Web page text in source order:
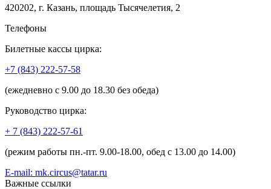
420202, г. Казань, площадь Тысячелетия, 2
Телефоны
Билетные кассы цирка:
+7 (843) 222-57-58
(ежедневно с 9.00 до 18.30 без обеда)
Руководство цирка:
+ 7 (843) 222-57-61
(режим работы пн.-пт. 9.00-18.00, обед с 13.00 до 14.00)
E-mail: mk.circus@tatar.ru
Важные ссылки